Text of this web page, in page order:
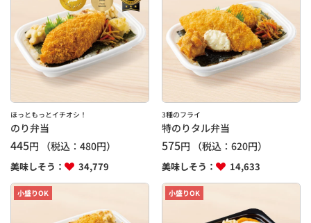
ほっともっとイチオシ！
のり弁当
445円 （税込： 480円）
美味しそう： 34,779
3種のフライ
特のりタル弁当
575円 （税込：620円）
美味しそう： 14,633
小盛りOK 小盛りOK